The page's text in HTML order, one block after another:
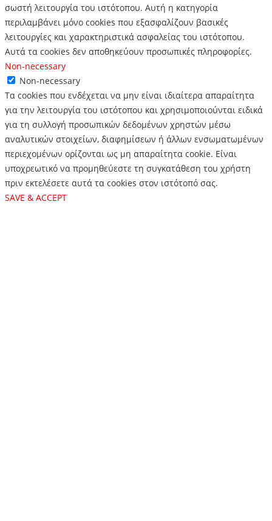
σωστή λειτουργία του ιστότοπου. Αυτή η κατηγορία
περιλαμβάνει μόνο cookies που εξασφαλίζουν βασικές
λειτουργίες και χαρακτηριστικά ασφαλείας του ιστότοπου.
Αυτά τα cookies δεν αποθηκεύουν προσωπικές πληροφορίες.
Non-necessary
Non-necessary
Τα cookies που ενδέχεται να μην είναι ιδιαίτερα απαραίτητα
για την λειτουργία του ιστότοπου και χρησιμοποιούνται ειδικά
για τη συλλογή προσωπικών δεδομένων χρηστών μέσω
αναλυτικών στοιχείων, διαφημίσεων ή άλλων ενσωματωμένων
περιεχομένων ορίζονται ως μη απαραίτητα cookie. Είναι
υποχρεωτικό να προμηθεύεστε τη συγκατάθεση του χρήστη
πριν εκτελέσετε αυτά τα cookies στον ιστότοπό σας.
SAVE & ACCEPT